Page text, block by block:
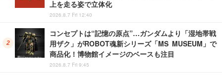
上を走る姿で立体化
2026.8.7 Fri 12:40
コンセプトは“記憶の原点”…ガンダムより「湿地帯戦
用ザク」がROBOT魂新シリーズ「MS MUSEUM」で
商品化！博物館イメージのベースも注目
2026.8.7 Fri 9:45